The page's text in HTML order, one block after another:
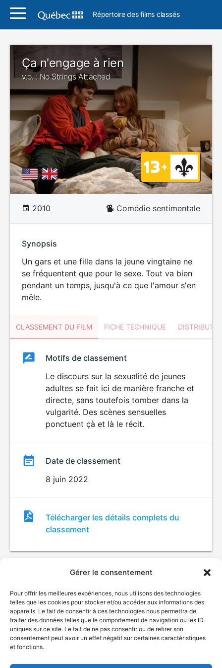
Gérer le consentement
Pour offrir les meilleures expériences, nous utilisons des technologies
telles que les cookies pour stocker et/ou accéder aux informations des
appareils. Le fait de consentir à ces technologies nous permettra de
traiter des données telles que le comportement de navigation ou les ID
uniques sur ce site. Le fait de ne pas consentir ou de retirer son
consentement peut avoir un effet négatif sur certaines caractéristiques
et fonctions.
Répertoire des films classés
Ça n'engage à rien
v.o. : No Strings Attached
2010 Comédie sentimentale
Synopsis
Un gars et une fille dans la jeune vingtaine ne
se fréquentent que pour le sexe. Tout va bien
pendant un temps, jusqu'à ce que l'amour s'en
mêle.
CLASSEMENT DU FILM FICHE TECHNIQUE
ClassementClassement
Motifs de classement
Le discours sur la sexualité de jeunes
adultes se fait ici de manière franche et
directe, sans toutefois tomber dans la
vulgarité. Des scènes sensuelles
ponctuent çà et là le récit.
Date de classement
8 juin 2022
Fichier
de
classement
Télécharger les détails complets du
classement
© Gouvernement du Québec, 2026
Plan du site